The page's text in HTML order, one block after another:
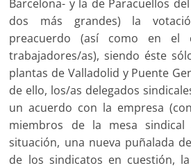
Barcelona- y la de Paracuellos
dos más grandes) la
preacuerdo (así como en el
trabajadores/as), siendo éste
plantas de Valladolid y Puente
de ello, los/as delegados
un acuerdo con la empresa
miembros de la mesa
situación, una nueva puñalada
de los sindicatos en cuestión,